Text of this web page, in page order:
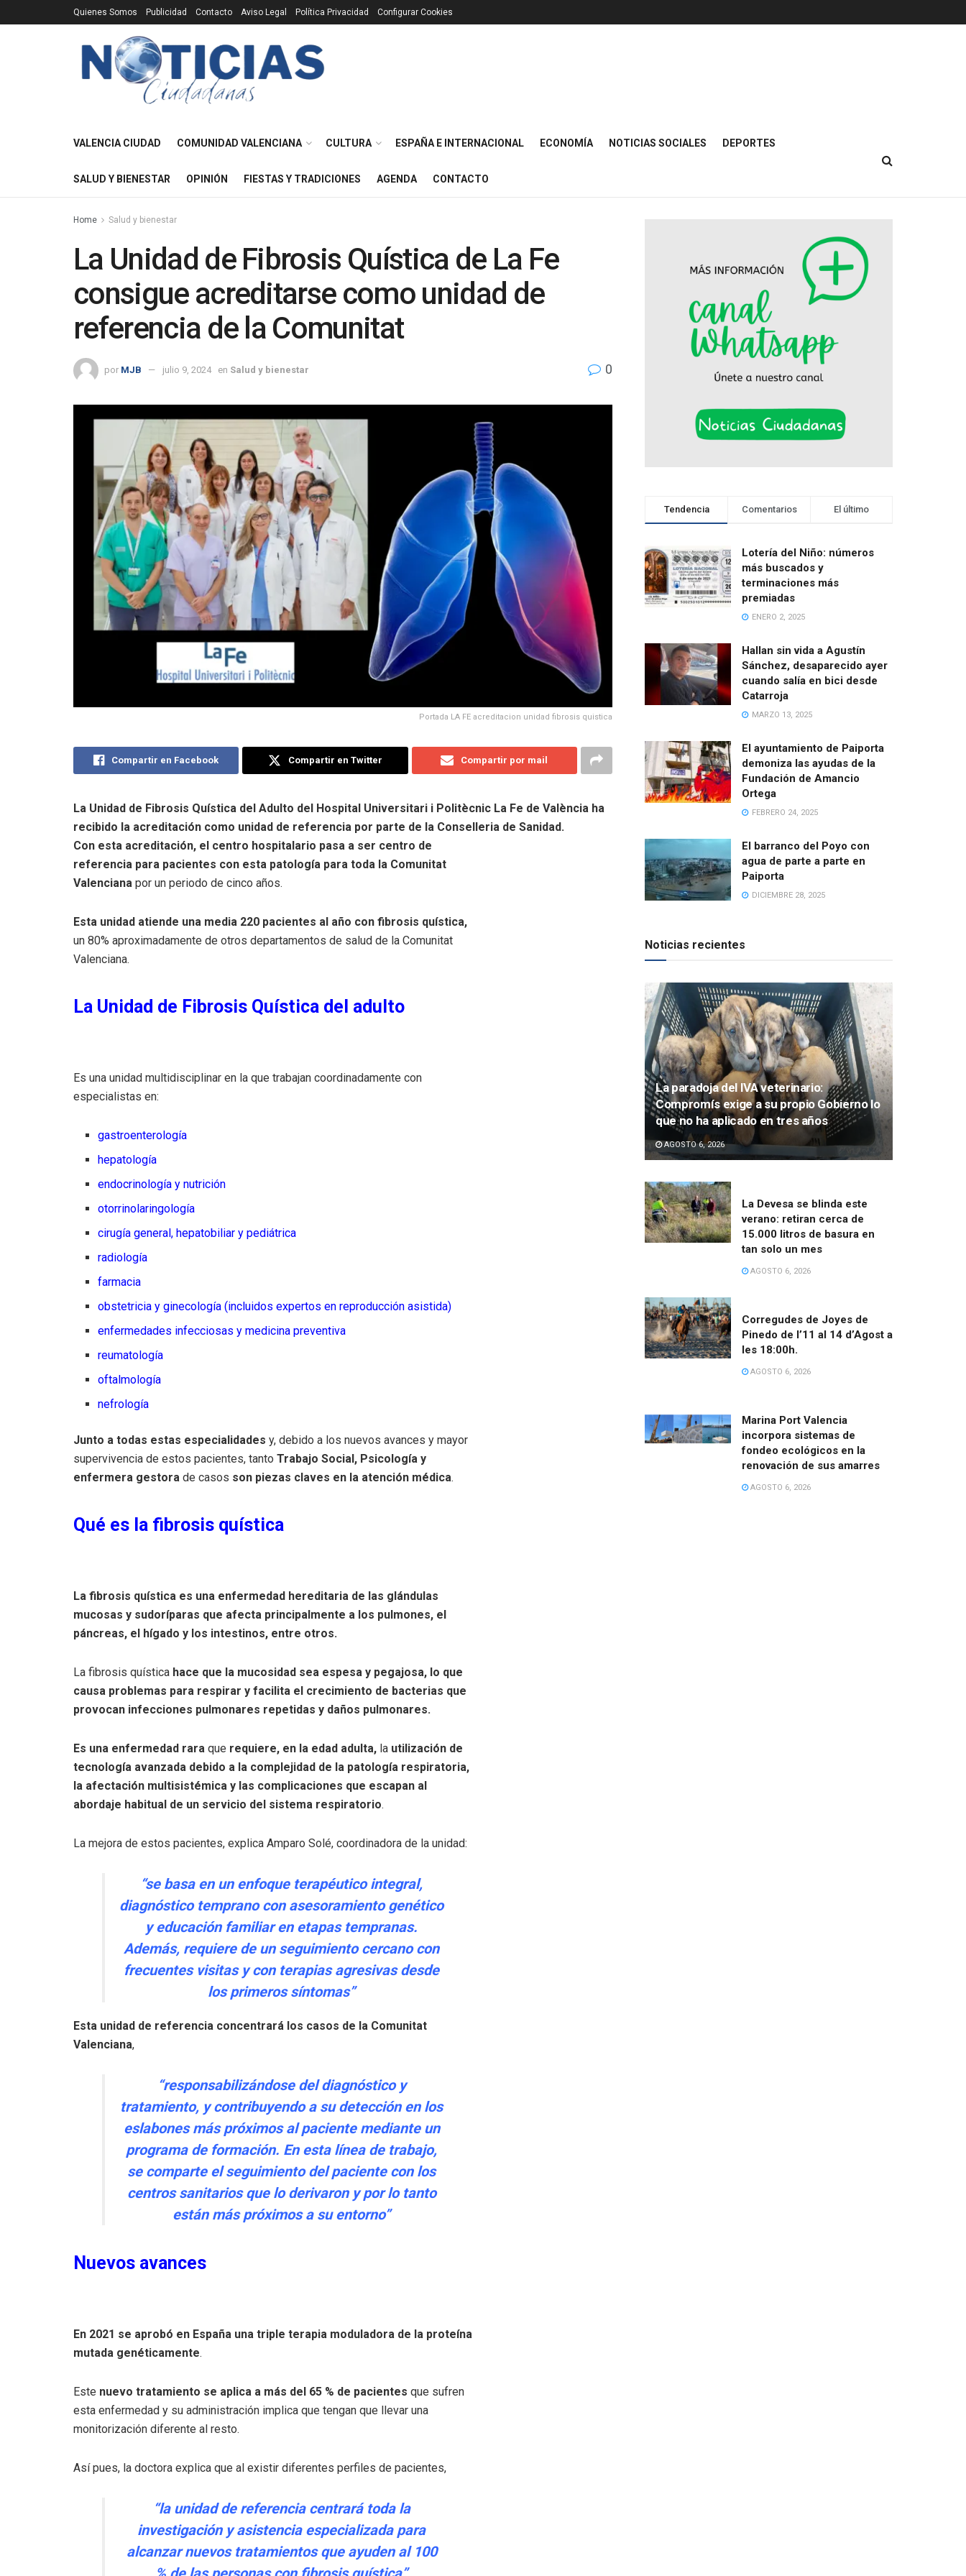
Quienes Somos Publicidad Contacto Aviso Legal Política Privacidad Configurar Cookies
VALENCIA CIUDAD COMUNIDAD VALENCIANA CULTURA ESPAÑA E INTERNACIONAL ECONOMÍA NOTICIAS SOCIALES DEPORTES
SALUD Y BIENESTAR OPINIÓN FIESTAS Y TRADICIONES AGENDA CONTACTO
Home Salud y bienestar
La Unidad de Fibrosis Quística de La Fe
consigue acreditarse como unidad de
referencia de la Comunitat
por MJB julio 9, 2024 en Salud y bienestar 0
Portada LA FE acreditacion unidad fibrosis quistica
Compartir en Facebook Compartir en Twitter Compartir por mail
La Unidad de Fibrosis Quística del Adulto del Hospital Universitari i Politècnic La Fe de València ha
recibido la acreditación como unidad de referencia por parte de la Conselleria de Sanidad.
Con esta acreditación, el centro hospitalario pasa a ser centro de
referencia para pacientes con esta patología para toda la Comunitat
Valenciana por un periodo de cinco años.
Esta unidad atiende una media 220 pacientes al año con fibrosis quística,
un 80% aproximadamente de otros departamentos de salud de la Comunitat
Valenciana.
La Unidad de Fibrosis Quística del adulto
Es una unidad multidisciplinar en la que trabajan coordinadamente con
especialistas en:
gastroenterología
hepatología
endocrinología y nutrición
otorrinolaringología
cirugía general, hepatobiliar y pediátrica
radiología
farmacia
obstetricia y ginecología (incluidos expertos en reproducción asistida)
enfermedades infecciosas y medicina preventiva
reumatología
oftalmología
nefrología
Junto a todas estas especialidades y, debido a los nuevos avances y mayor
supervivencia de estos pacientes, tanto Trabajo Social, Psicología y
enfermera gestora de casos son piezas claves en la atención médica.
Qué es la fibrosis quística
La fibrosis quística es una enfermedad hereditaria de las glándulas
mucosas y sudoríparas que afecta principalmente a los pulmones, el
páncreas, el hígado y los intestinos, entre otros.
La fibrosis quística hace que la mucosidad sea espesa y pegajosa, lo que
causa problemas para respirar y facilita el crecimiento de bacterias que
provocan infecciones pulmonares repetidas y daños pulmonares.
Es una enfermedad rara que requiere, en la edad adulta, la utilización de
tecnología avanzada debido a la complejidad de la patología respiratoria,
la afectación multisistémica y las complicaciones que escapan al
abordaje habitual de un servicio del sistema respiratorio.
La mejora de estos pacientes, explica Amparo Solé, coordinadora de la unidad:
“se basa en un enfoque terapéutico integral,
diagnóstico temprano con asesoramiento genético
y educación familiar en etapas tempranas.
Además, requiere de un seguimiento cercano con
frecuentes visitas y con terapias agresivas desde
los primeros síntomas”
Esta unidad de referencia concentrará los casos de la Comunitat
Valenciana,
“responsabilizándose del diagnóstico y
tratamiento, y contribuyendo a su detección en los
eslabones más próximos al paciente mediante un
programa de formación. En esta línea de trabajo,
se comparte el seguimiento del paciente con los
centros sanitarios que lo derivaron y por lo tanto
están más próximos a su entorno”
Nuevos avances
En 2021 se aprobó en España una triple terapia moduladora de la proteína
mutada genéticamente.
Este nuevo tratamiento se aplica a más del 65 % de pacientes que sufren
esta enfermedad y su administración implica que tengan que llevar una
monitorización diferente al resto.
Así pues, la doctora explica que al existir diferentes perfiles de pacientes,
“la unidad de referencia centrará toda la
investigación y asistencia especializada para
alcanzar nuevos tratamientos que ayuden al 100
Tendencia Comentarios El último
Lotería del Niño: números
más buscados y
terminaciones más
premiadas
ENERO 2, 2025
Hallan sin vida a Agustín
Sánchez, desaparecido ayer
cuando salía en bici desde
Catarroja
MARZO 13, 2025
El ayuntamiento de Paiporta
demoniza las ayudas de la
Fundación de Amancio
Ortega
FEBRERO 24, 2025
El barranco del Poyo con
agua de parte a parte en
Paiporta
DICIEMBRE 28, 2025
Noticias recientes
La paradoja del IVA veterinario:
Compromís exige a su propio Gobierno lo
que no ha aplicado en tres años
AGOSTO 6, 2026
La Devesa se blinda este
verano: retiran cerca de
15.000 litros de basura en
tan solo un mes
AGOSTO 6, 2026
Corregudes de Joyes de
Pinedo de l’11 al 14 d’Agost a
les 18:00h.
AGOSTO 6, 2026
Marina Port Valencia
incorpora sistemas de
fondeo ecológicos en la
renovación de sus amarres
AGOSTO 6, 2026